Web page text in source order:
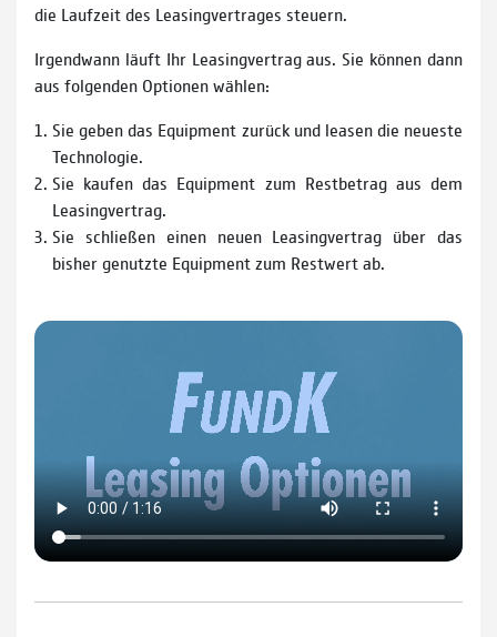
die Laufzeit des Leasingvertrages steuern.
Irgendwann läuft Ihr Leasingvertrag aus. Sie können dann
aus folgenden Optionen wählen:
Sie geben das Equipment zurück und leasen die neueste
Technologie.
Sie kaufen das Equipment zum Restbetrag aus dem
Leasingvertrag.
Sie schließen einen neuen Leasingvertrag über das
bisher genutzte Equipment zum Restwert ab.